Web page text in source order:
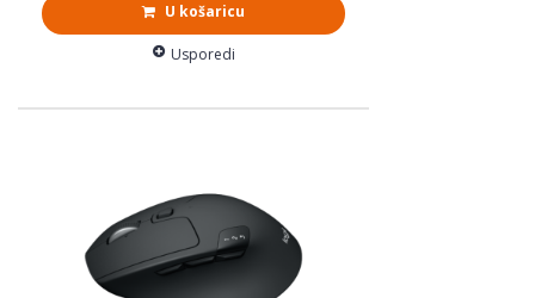
U košaricu
Usporedi